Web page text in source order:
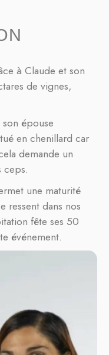
à Claude et son
de vignes,
épouse
en chenillard car
demande un
ceps.
une maturité
ressent dans nos
fête ses 50
événement.